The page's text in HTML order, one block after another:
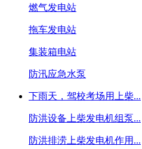
燃气发电站
拖车发电站
集装箱电站
防汛应急水泵
下雨天，驾校考场用上柴...
防洪设备上柴发电机组泵...
防洪排涝上柴发电机作用...